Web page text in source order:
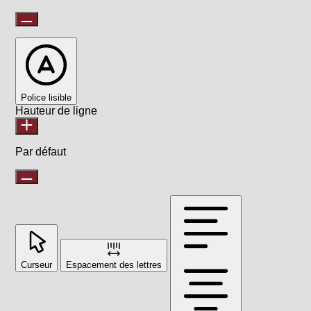
Police lisible
Hauteur de ligne
Par défaut
Curseur Espacement des lettres